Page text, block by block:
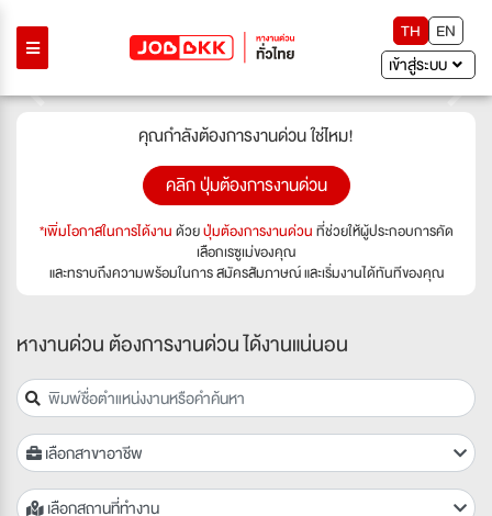
TH
EN
เข้าสู่ระบบ
Previous
Next
คุณกำลังต้องการงานด่วน ใช่ไหม!
คลิก ปุ่มต้องการงานด่วน
*เพิ่มโอกาสในการได้งานด้วยปุ่มต้องการงานด่วนที่ช่วยให้ผู้ประกอบการคัด
เลือกเรซูเม่ของคุณ
และทราบถึงความพร้อมในการ สมัครสัมภาษณ์ และเริ่มงานได้ทันทีของคุณ
หางานด่วน ต้องการงานด่วน ได้งานแน่นอน
เลือกสาขาอาชีพ
เลือกสถานที่ทำงาน